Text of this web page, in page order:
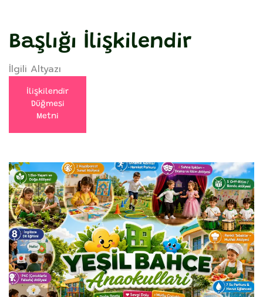
Başlığı İlişkilendir
İlgili Altyazı
İlişkilendir
Düğmesi
Metni